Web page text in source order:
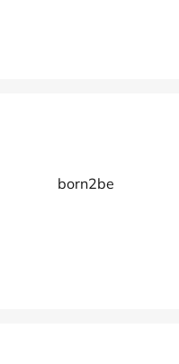
born2be